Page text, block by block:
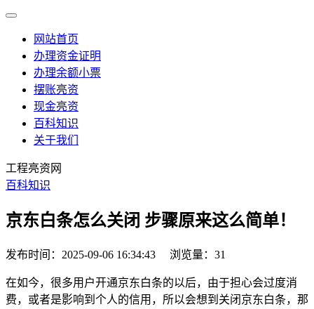
网站首页
办理资金证明
办理余额小票
摆账亮资
现金亮资
百科知识
关于我们
工程亮资网
百科知识
京东白条怎么关闭 步骤原来这么简单！
发布时间：2025-09-06 16:34:43 浏览量：31
在如今，很多用户开通京东白条的以后，由于担心会过度消
费，或者是影响到个人的信用，所以会想到关闭京东白条，那